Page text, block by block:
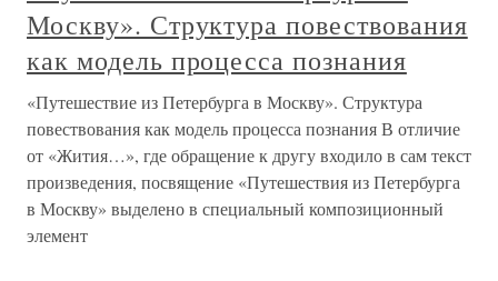
Москву». Структура повествования
как модель процесса познания
«Путешествие из Петербурга в Москву». Структура
повествования как модель процесса познания В отличие
от «Жития…», где обращение к другу входило в сам текст
произведения, посвящение «Путешествия из Петербурга
в Москву» выделено в специальный композиционный
элемент